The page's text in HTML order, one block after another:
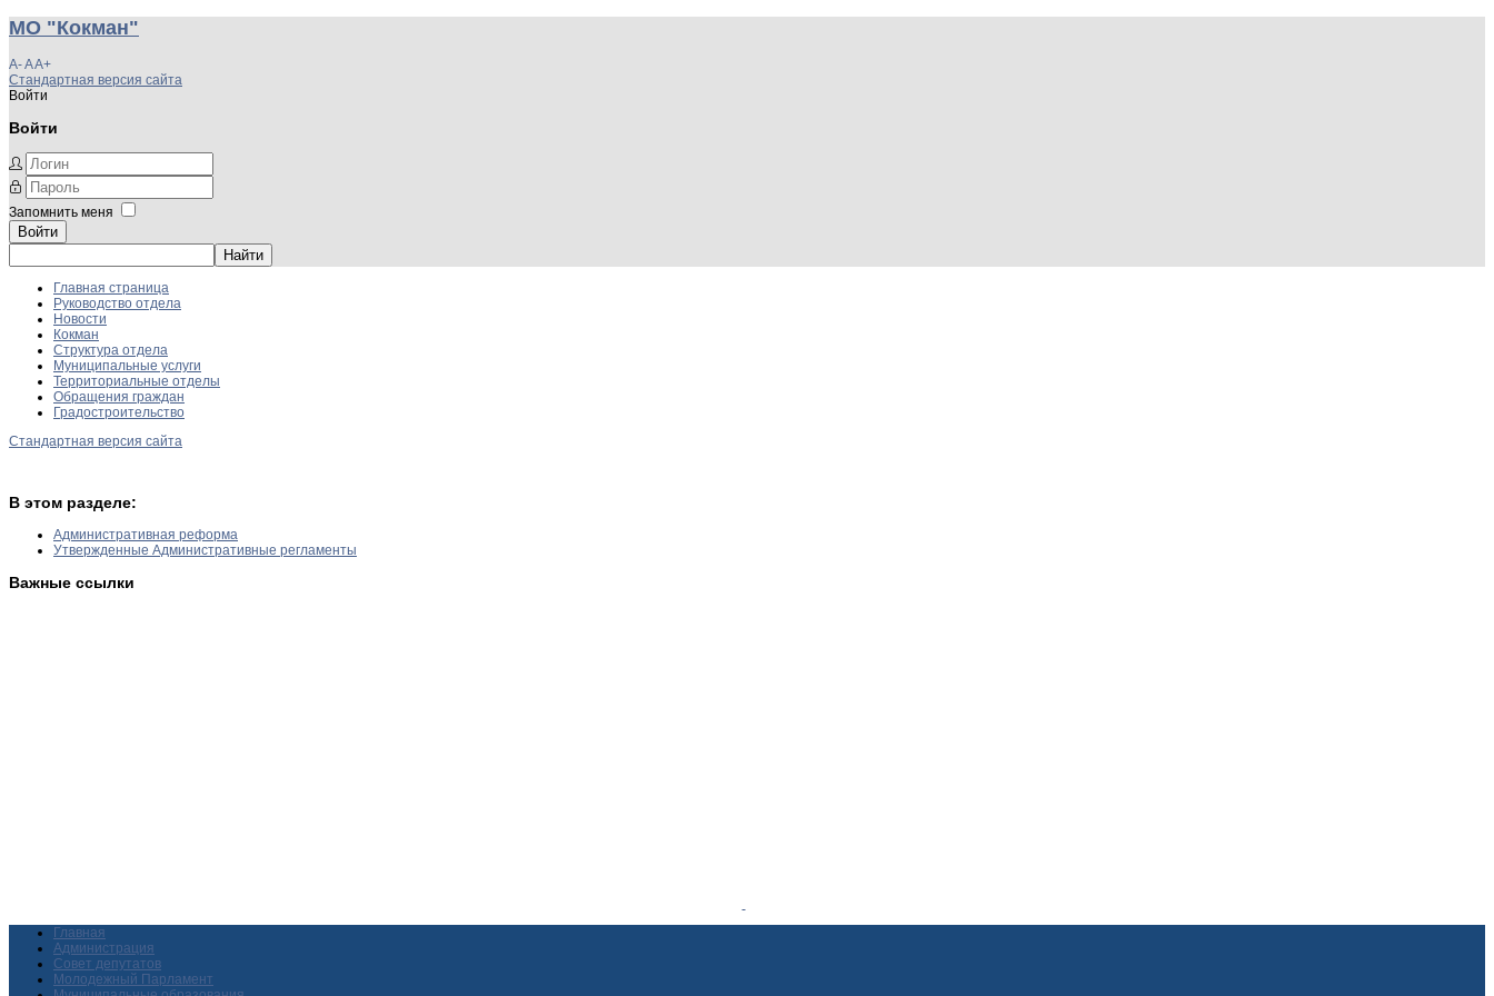
МО "Кокман"
A-AA+
Стандартная версия сайта
Войти
Войти
Запомнить меня
Войти
Главная страница
Руководство отдела
Новости
Кокман
Структура отдела
Муниципальные услуги
Территориальные отделы
Обращения граждан
Градостроительство
Стандартная версия сайта
В этом разделе:
Административная реформа
Утвержденные Административные регламенты
Важные ссылки
Главная
Администрация
Совет депутатов
Молодежный Парламент